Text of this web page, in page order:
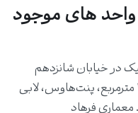
های موجود
در خیابان شانزدهم
است که با واحدهای حدود ۲۳۰ و ۳۳۰ مترمربع، پنت‌هاوس، لابی
فرهاد